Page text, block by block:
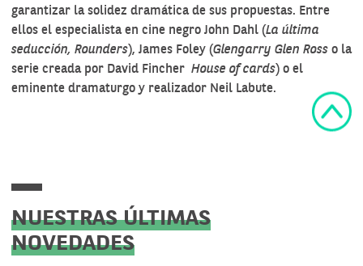
garantizar la solidez dramática de sus propuestas. Entre
ellos el especialista en cine negro John Dahl (La última
seducción, Rounders), James Foley (Glengarry Glen Ross o la
serie creada por David Fincher House of cards) o el
eminente dramaturgo y realizador Neil Labute.
NUESTRAS ÚLTIMAS
NOVEDADES